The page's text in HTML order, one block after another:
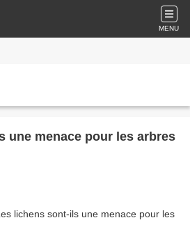
MENU
une menace pour les arbres